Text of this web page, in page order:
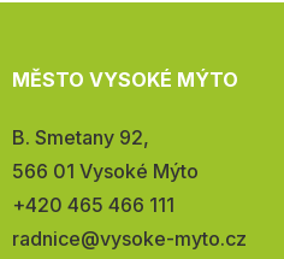
MĚSTO VYSOKÉ MÝTO
Adresa:
B. Smetany 92,
566 01 Vysoké Mýto
Telefon:
+420 465 466 111
E-
radnice@vysoke-myto.cz